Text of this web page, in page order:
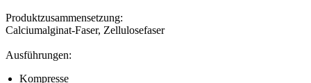
Produktzusammensetzung:
Calciumalginat-Faser, Zellulosefaser
Ausführungen:
Kompresse